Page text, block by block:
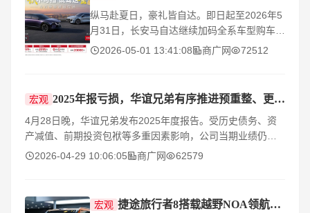
纵马赴夏日，豪礼皆自达。即日起至2026年5
月31日，长安马自达继续加码全系车型购车礼
遇。MAZDA EZ-60（以下称EZ-60）马年版
2026-05-01 13:41:08 商广网 72512
宏观 2025年报亏损，华谊兄弟有序推进预重整、更名“ST华谊”
4月28日晚，华谊兄弟发布2025年度报告。受历史债务、资
产减值、前期投资包袱等多重因素影响，公司当期业绩仍未
摆脱亏损状态。有分析人士认为，2025年的业绩表现本质上
2026-04-29 10:06:05 商广网 62579
宏观 捷途旅行者8搭载越野NOA领航辅助，解锁全场景智能出行